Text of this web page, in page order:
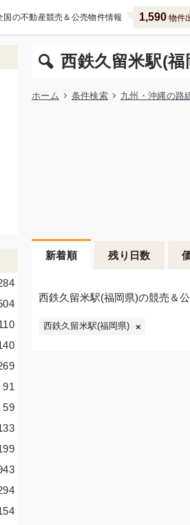
国の不動産競売＆公売物件情報 1,590物件
西鉄久留米駅(
ホーム 条件検索 九州・沖縄の路
新着順 残り日数
西鉄久留米駅(福岡県)の競売＆
西鉄久留米駅(福岡県)
91
59